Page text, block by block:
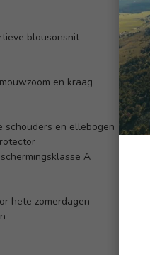
blousonsnit
en kraag
schouders en ellebogen
A
hete zomerdagen